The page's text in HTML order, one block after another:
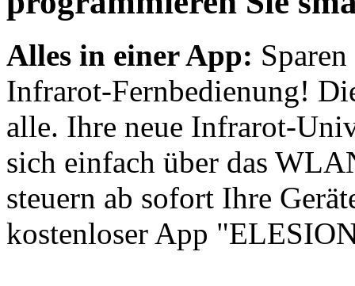
Alles in einer App:
Infrarot-Fernbedienung!
alle. Ihre neue Infrarot-
sich einfach über das
steuern ab sofort Ihre
kostenloser App